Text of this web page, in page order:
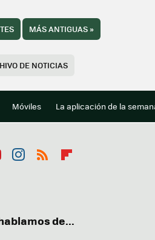
MÁS ANTIGUAS»
DE NOTICIAS
Móviles La aplicación de la
de...